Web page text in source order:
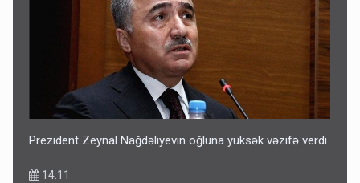
Prezident Zeynal Nağdəliyevin oğluna yüksək vəzifə verdi
14:11